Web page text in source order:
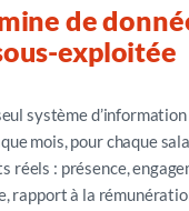
de
exploitée
système
mois, pour chaque
réels : présence,
rapport à la